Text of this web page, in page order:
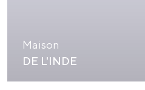
Maison
DE L'INDE